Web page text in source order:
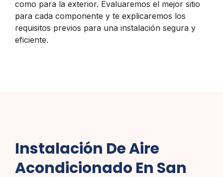
como para la exterior. Evaluaremos el mejor sitio
para cada componente y te explicaremos los
requisitos previos para una instalación segura y
eficiente.
Instalación De Aire
Acondicionado En San